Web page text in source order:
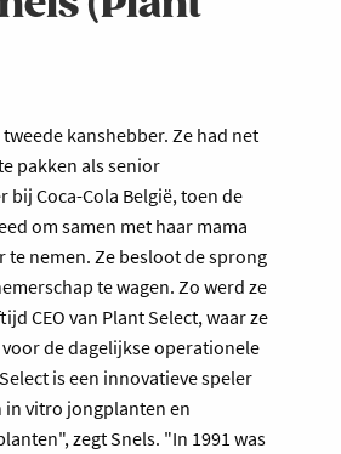
tweede kanshebber. Ze had net
pakken als senior
bij Coca-Cola België, toen de
om samen met haar mama
te nemen. Ze besloot de sprong
te wagen. Zo werd ze
CEO van Plant Select, waar ze
de dagelijkse operationele
is een innovatieve speler
in vitro jongplanten en
zegt Snels. "In 1991 was